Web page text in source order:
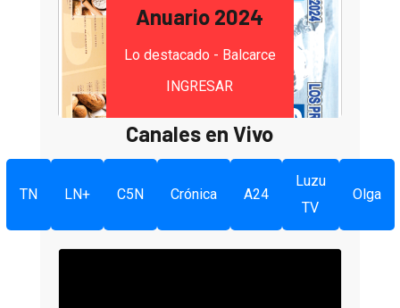
Anuario 2024
Lo destacado - Balcarce
INGRESAR
Canales en Vivo
TN LN+ C5N Crónica A24
Luzu
TV
Olga